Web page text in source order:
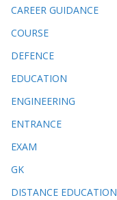
CAREER GUIDANCE
COURSE
DEFENCE
EDUCATION
ENGINEERING
ENTRANCE
EXAM
GK
DISTANCE EDUCATION